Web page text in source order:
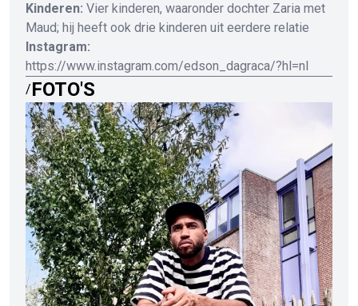
Kinderen: Vier kinderen, waaronder dochter Zaria met
Maud; hij heeft ook drie kinderen uit eerdere relatie
Instagram:
https://www.instagram.com/edson_dagraca/?hl=nl
/FOTO'S